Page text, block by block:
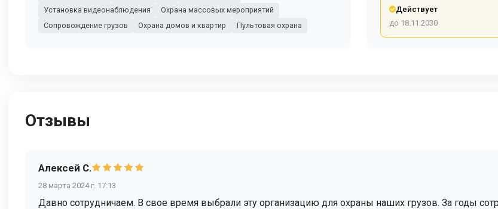
Установка видеонаблюдения
Охрана массовых мероприятий
Сопровождение грузов
Охрана домов и квартир Пультовая охрана
Действует
до 18.11.2030
Отзывы
Алексей С.
28 марта 2024 г. 17:13
Давно сотрудничаем. В свое время выбрали эту организацию для охраны наших грузов. За годы